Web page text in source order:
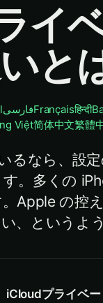
イ
と
فارسیFrançaisहिन्दी
Việt简体中文繁體
るなら、設
。多くの
Apple の控
、というよう
iCloudプライベ